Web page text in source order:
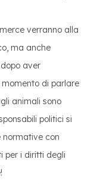
verranno alla
ma anche
aver
di parlare
animali sono
politici si
con
per i diritti degli